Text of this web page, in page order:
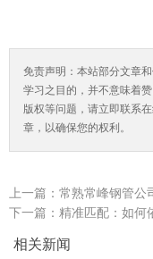
免责声明：本站部分文章
学习之目的，并不意味着
版权等问题，请立即联系
章，以确保您的权利。
上一篇： 常熟常峰钢管公
下一篇： 精准匹配：如何
相关新闻